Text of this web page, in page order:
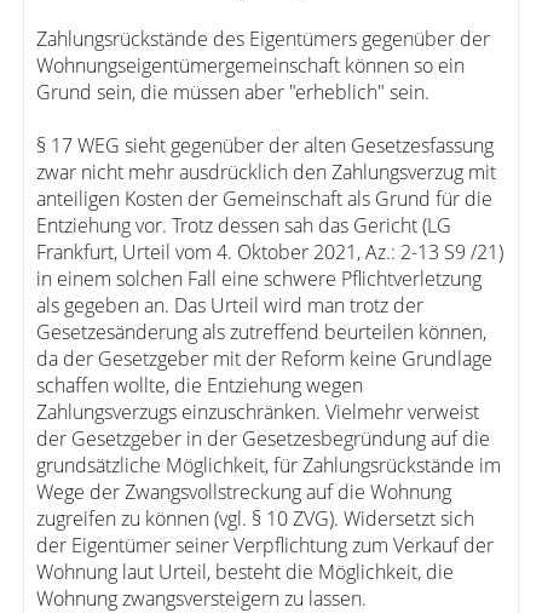
Zahlungsrückstände des Eigentümers gegenüber der
Wohnungseigentümergemeinschaft können so ein
Grund sein, die müssen aber "erheblich" sein.
§ 17 WEG sieht gegenüber der alten Gesetzesfassung
zwar nicht mehr ausdrücklich den Zahlungsverzug mit
anteiligen Kosten der Gemeinschaft als Grund für die
Entziehung vor. Trotz dessen sah das Gericht (LG
Frankfurt, Urteil vom 4. Oktober 2021, Az.: 2-13 S9 /21)
in einem solchen Fall eine schwere Pflichtverletzung
als gegeben an. Das Urteil wird man trotz der
Gesetzesänderung als zutreffend beurteilen können,
da der Gesetzgeber mit der Reform keine Grundlage
schaffen wollte, die Entziehung wegen
Zahlungsverzugs einzuschränken. Vielmehr verweist
der Gesetzgeber in der Gesetzesbegründung auf die
grundsätzliche Möglichkeit, für Zahlungsrückstände im
Wege der Zwangsvollstreckung auf die Wohnung
zugreifen zu können (vgl. § 10 ZVG). Widersetzt sich
der Eigentümer seiner Verpflichtung zum Verkauf der
Wohnung laut Urteil, besteht die Möglichkeit, die
Wohnung zwangsversteigern zu lassen.